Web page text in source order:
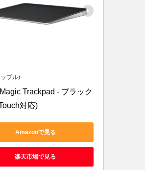
プル)
Trackpad - ブラック
対応)
Amazonで見る
楽天市場で見る